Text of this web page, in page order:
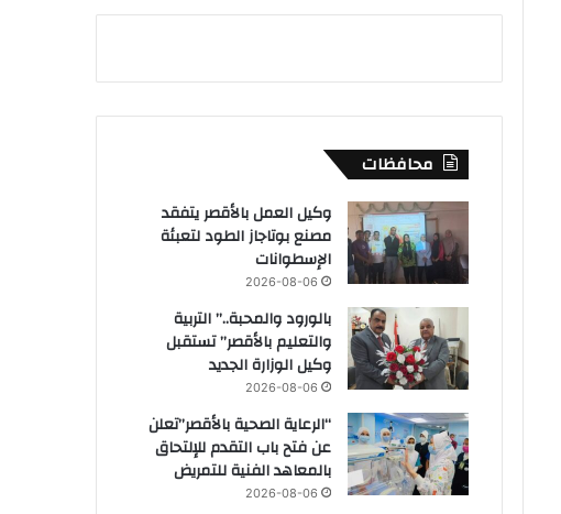
محافظات
وكيل العمل بالأقصر يتفقد
مصنع بوتاجاز الطود لتعبئة
الإسطوانات
2026-08-06
بالورود والمحبة..” التربية
والتعليم بالأقصر” تستقبل
وكيل الوزارة الجديد
2026-08-06
“الرعاية الصحية بالأقصر”تعلن
عن فتح باب التقدم للإلتحاق
بالمعاهد الفنية للتمريض
2026-08-06